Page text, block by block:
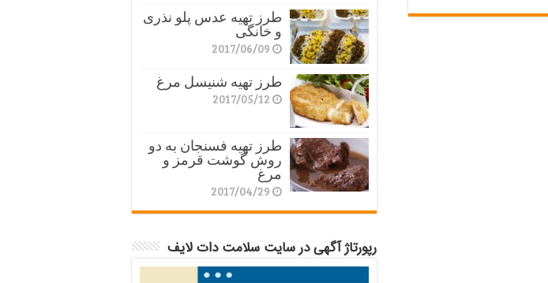
طرز تهیه عدس پلو نذری
و خانگی
2017/06/09
طرز تهیه شنیسل مرغ
2017/05/12
طرز تهیه فسنجان به دو
روش گوشت قرمز و
مرغ
2017/04/29
رپورتاژ آگهی در سایت سلامت دات لایف